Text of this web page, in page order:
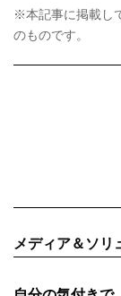
※本記事に掲載し
のものです。
メディア＆ソリ